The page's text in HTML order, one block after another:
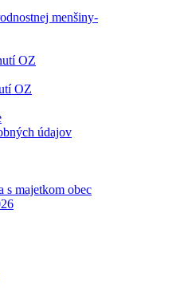
menšiny-
OZ
OZ
údajov
s majetkom obec